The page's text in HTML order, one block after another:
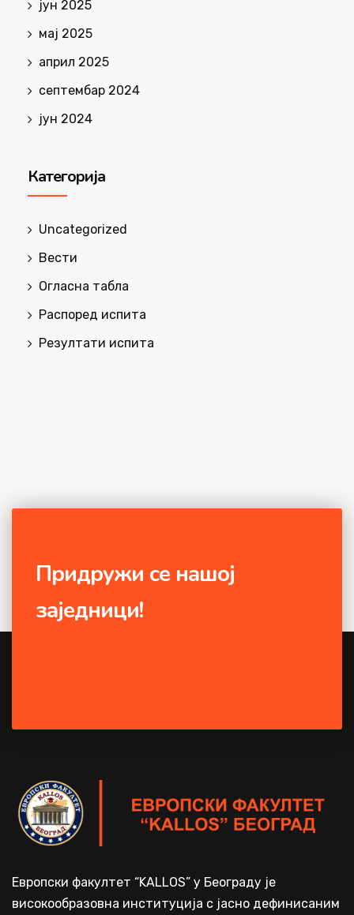
јун 2025
мај 2025
април 2025
септембар 2024
јун 2024
Категорија
Uncategorized
Вести
Огласна табла
Распоред испита
Резултати испита
Придружи се нашој
заједници!
Европски факултет “KALLOS” у Београду је
високообразовна институција с јасно дефинисаним